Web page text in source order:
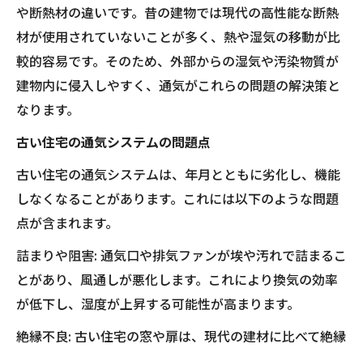
や断熱材の違いです。昔の建物では現代の高性能な断熱
材が使用されていないことが多く、熱や湿気の移動が比
較的容易です。そのため、外部からの湿気や汚染物質が
建物内に侵入しやすく、通気がこれらの問題の解決策と
なります。
古い住宅の通気システムの問題点
古い住宅の通気システムは、年月とともに劣化し、機能
しなくなることがあります。これには以下のような問題
点が含まれます。
詰まりや阻害: 通気口や排気ファンが埃や汚れで詰まるこ
とがあり、風通しが悪化します。これにより換気の効率
が低下し、湿度が上昇する可能性が高まります。
絶縁不良: 古い住宅の窓や扉は、現代の建材に比べて絶縁